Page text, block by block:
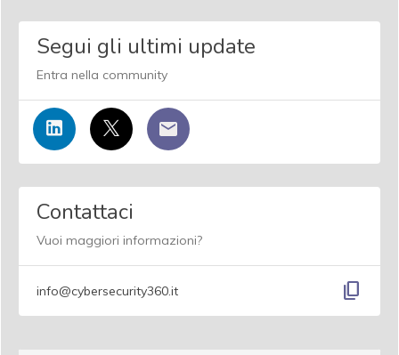
Segui gli ultimi update
Entra nella community
Contattaci
Vuoi maggiori informazioni?
info@cybersecurity360.it content_copy